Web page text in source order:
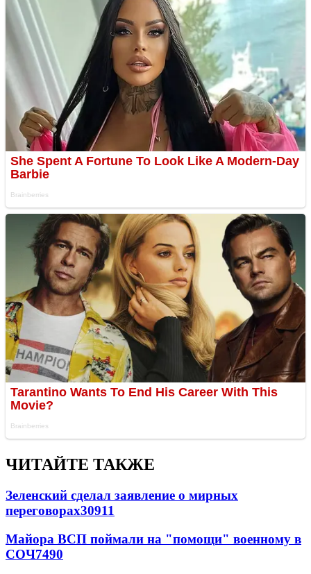
ЧИТАЙТЕ ТАКЖЕ
Зеленский сделал заявление о мирных
переговорах30911
Майора ВСП поймали на "помощи" военному в
СОЧ7490